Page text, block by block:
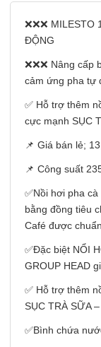
❌❌❌
ĐỘNG
❌❌❌ Nâng
cảm ứng pha tự
✅ Hỗ trợ thêm
cực mạnh SỤC
📌 Giá bán lẻ;
📌 Công suất
✅Nồi hơi pha cà
bằng đồng tiêu
Café được
✅Đặc biệt NỔI
GROUP HEAD
✅ Hỗ trợ thêm
SỤC TRÀ SỮA
✅Bình chứa